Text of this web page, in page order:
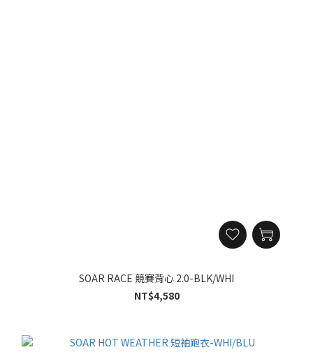
SOAR RACE 競賽背心 2.0-BLK/WHI
NT$4,580